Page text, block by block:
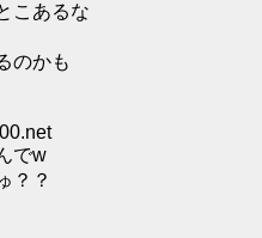
こあるな
のかも
でw
？？